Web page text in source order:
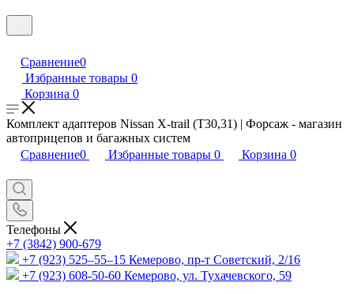
Сравнение0
Избранные товары 0
Корзина 0
Комплект адаптеров Nissan X-trail (T30,31) | Форсаж - магазин
автоприцепов и багажных систем
Сравнение0 Избранные товары 0 Корзина 0
Телефоны
+7 (3842) 900-679
+7 (923) 525–55–15 Кемерово, пр-т Советский, 2/16
+7 (923) 608-50-60 Кемерово, ул. Тухачевского, 59